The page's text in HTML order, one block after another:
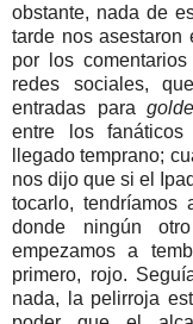
obstante, nada de
tarde nos asestaron
por los
redes sociales,
entradas para
entre los
llegado temprano;
nos dijo que si el
tocarlo, tendríamos
donde ningún
empezamos a
primero, rojo.
nada, la pelirroja